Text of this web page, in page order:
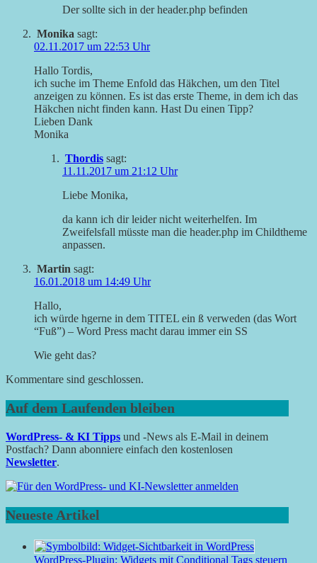
Der sollte sich in der header.php befinden
Monika sagt:
02.11.2017 um 22:53 Uhr
Hallo Tordis,
ich suche im Theme Enfold das Häkchen, um den Titel
anzeigen zu können. Es ist das erste Theme, in dem ich das
Häkchen nicht finden kann. Hast Du einen Tipp?
Lieben Dank
Monika
Thordis sagt:
11.11.2017 um 21:12 Uhr
Liebe Monika,
da kann ich dir leider nicht weiterhelfen. Im
Zweifelsfall müsste man die header.php im Childtheme
anpassen.
Martin sagt:
16.01.2018 um 14:49 Uhr
Hallo,
ich würde hgerne in dem TITEL ein ß verweden (das Wort
“Fuß”) – Word Press macht darau immer ein SS
Wie geht das?
Kommentare sind geschlossen.
Auf dem Laufenden bleiben
WordPress- & KI Tipps und -News als E-Mail in deinem
Postfach? Dann abonniere einfach den kostenlosen
Newsletter.
Neueste Artikel
WordPress-Plugin: Widgets mit Conditional Tags steuern